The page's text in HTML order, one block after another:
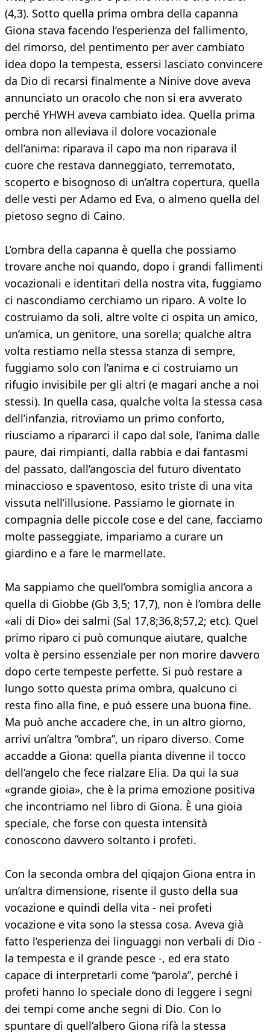
(4,3). Sotto quella prima ombra della capanna
Giona stava facendo l’esperienza del fallimento,
del rimorso, del pentimento per aver cambiato
idea dopo la tempesta, essersi lasciato convincere
da Dio di recarsi finalmente a Ninive dove aveva
annunciato un oracolo che non si era avverato
perché YHWH aveva cambiato idea. Quella prima
ombra non alleviava il dolore vocazionale
dell’anima: riparava il capo ma non riparava il
cuore che restava danneggiato, terremotato,
scoperto e bisognoso di un’altra copertura, quella
delle vesti per Adamo ed Eva, o almeno quella del
pietoso segno di Caino.
L’ombra della capanna è quella che possiamo
trovare anche noi quando, dopo i grandi fallimenti
vocazionali e identitari della nostra vita, fuggiamo
ci nascondiamo cerchiamo un riparo. A volte lo
costruiamo da soli, altre volte ci ospita un amico,
un’amica, un genitore, una sorella; qualche altra
volta restiamo nella stessa stanza di sempre,
fuggiamo solo con l’anima e ci costruiamo un
rifugio invisibile per gli altri (e magari anche a noi
stessi). In quella casa, qualche volta la stessa casa
dell’infanzia, ritroviamo un primo conforto,
riusciamo a ripararci il capo dal sole, l’anima dalle
paure, dai rimpianti, dalla rabbia e dai fantasmi
del passato, dall’angoscia del futuro diventato
minaccioso e spaventoso, esito triste di una vita
vissuta nell’illusione. Passiamo le giornate in
compagnia delle piccole cose e del cane, facciamo
molte passeggiate, impariamo a curare un
giardino e a fare le marmellate.
Ma sappiamo che quell’ombra somiglia ancora a
quella di Giobbe (Gb 3,5; 17,7), non è l’ombra delle
«ali di Dio» dei salmi (Sal 17,8;36,8;57,2; etc). Quel
primo riparo ci può comunque aiutare, qualche
volta è persino essenziale per non morire davvero
dopo certe tempeste perfette. Si può restare a
lungo sotto questa prima ombra, qualcuno ci
resta fino alla fine, e può essere una buona fine.
Ma può anche accadere che, in un altro giorno,
arrivi un’altra “ombra”, un riparo diverso. Come
accadde a Giona: quella pianta divenne il tocco
dell’angelo che fece rialzare Elia. Da qui la sua
«grande gioia», che è la prima emozione positiva
che incontriamo nel libro di Giona. È una gioia
speciale, che forse con questa intensità
conoscono davvero soltanto i profeti.
Con la seconda ombra del qiqajon Giona entra in
un’altra dimensione, risente il gusto della sua
vocazione e quindi della vita - nei profeti
vocazione e vita sono la stessa cosa. Aveva già
fatto l’esperienza dei linguaggi non verbali di Dio -
la tempesta e il grande pesce -, ed era stato
capace di interpretarli come “parola”, perché i
profeti hanno lo speciale dono di leggere i segni
dei tempi come anche segni di Dio. Con lo
spuntare di quell’albero Giona rifà la stessa